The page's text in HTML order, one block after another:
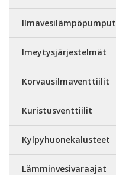
Ilmavesilämpöpumput
Imeytysjärjestelmät
Korvausilmaventtiilit
Kuristusventtiilit
Kylpyhuonekalusteet
Lämminvesivaraajat